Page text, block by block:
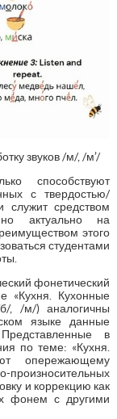
звуков /м/, /м’/
способствуют
с твердостью/
служит средством
актуально на
этого
студентами
фонетический
«Кухня. Кухонные
, /м/) аналогичны
языке данные
в
по теме: «Кухня.
опережающему
и коррекцию как
фонем с другими